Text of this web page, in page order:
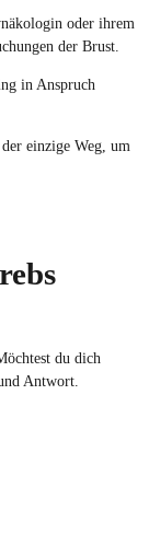
oder ihrem
der Brust.
in Anspruch
einzige Weg, um
du dich
Antwort